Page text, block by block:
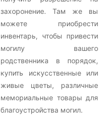
захоронение. Там же вы
можете приобрести
инвентарь, чтобы привести
могилу вашего
родственника в порядок,
купить искусственные или
живые цветы, различные
мемориальные товары для
благоустройства могил.